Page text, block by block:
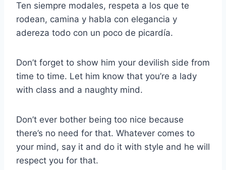
Ten siempre modales, respeta a los que te
rodean, camina y habla con elegancia y
adereza todo con un poco de picardía.
Don’t forget to show him your devilish side from
time to time. Let him know that you’re a lady
with class and a naughty mind.
Don’t ever bother being too nice because
there’s no need for that. Whatever comes to
your mind, say it and do it with style and he will
respect you for that.